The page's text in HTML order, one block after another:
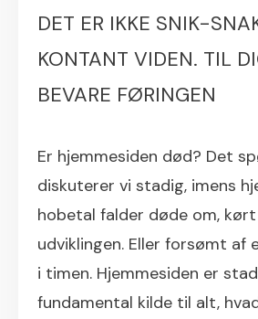
DET ER IKKE SNIK-
KONTANT VIDEN. TIL
BEVARE FØRINGEN
Er hjemmesiden død? Det
diskuterer vi stadig, imens
hobetal falder døde om,
udviklingen. Eller forsømt af
i timen. Hjemmesiden er
fundamental kilde til alt,